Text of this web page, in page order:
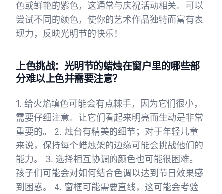
色或鲜艳的紫色，这通常与庆祝活动相关。可以
尝试不同的颜色，使你的艺术作品独特而富有表
现力，反映光明节的快乐！
上色挑战：光明节的蜡烛在窗户里的哪些部
分难以上色并需要注意？
1. 给火焰填色可能会有点棘手，因为它们很小，
需要仔细注意。让它们看起来明亮而生动是非常
重要的。 2. 烛台有精美的细节；对于年轻儿童
来说，保持每个蜡烛架的边缘可能会挑战他们的
能力。 3. 选择相互协调的颜色也可能很困难。
孩子们可能会对如何结合色调以达到节日效果感
到困惑。 4. 窗框可能需要直线，这可能会考验